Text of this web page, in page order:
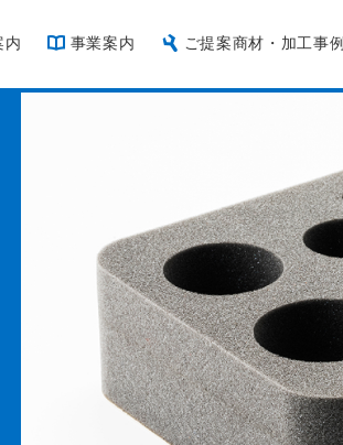
内 事業案内 ご提案商材・加工事例